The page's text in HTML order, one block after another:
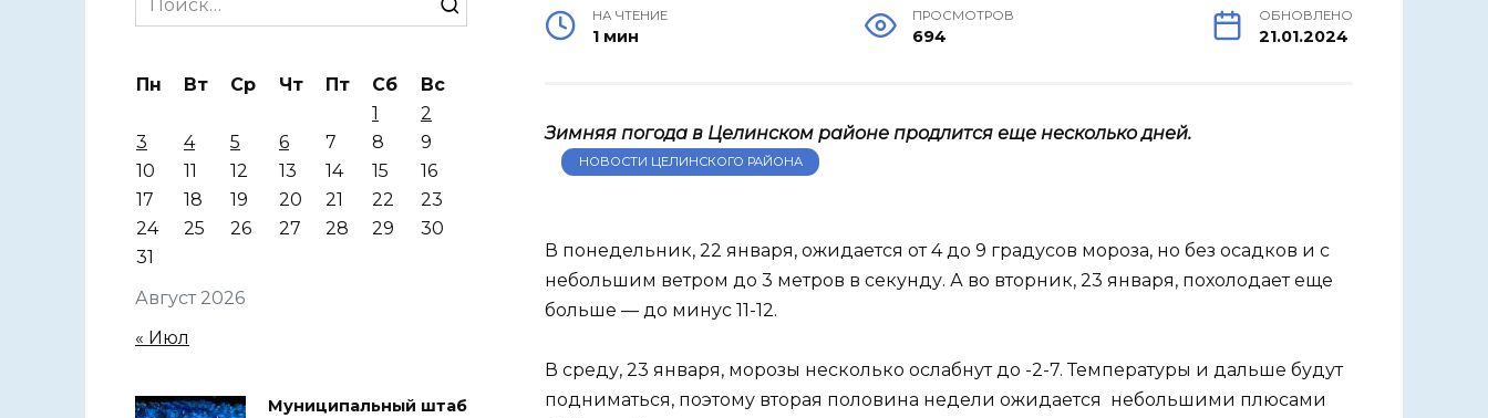
НА ЧТЕНИЕ
1 мин
ПРОСМОТРОВ
694
ОБНОВЛЕНО
21.01.2024
Зимняя погода в Целинском районе продлится еще несколько дней.
НОВОСТИ ЦЕЛИНСКОГО РАЙОНА
В понедельник, 22 января, ожидается от 4 до 9 градусов мороза, но без осадков и с
небольшим ветром до 3 метров в секунду. А во вторник, 23 января, похолодает еще
больше — до минус 11-12.
В среду, 23 января, морозы несколько ослабнут до -2-7. Температуры и дальше будут
подниматься, поэтому вторая половина недели ожидается небольшими плюсами
for:
Август 2026
Пн Вт Ср Чт Пт Сб
Вс
1
2
3
4 5 6 7 8
9
10
11 12 13 14 15
16
17
18 19 20 21 22
23
24
25 26 27 28 29
30
31
« Июл
Муниципальный штаб